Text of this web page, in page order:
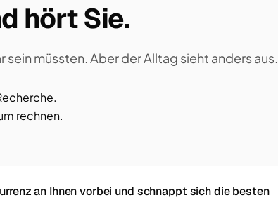
hört Sie.
müssten. Aber der Alltag sieht anders aus.
rechnen.
an Ihnen vorbei und schnappt sich die besten